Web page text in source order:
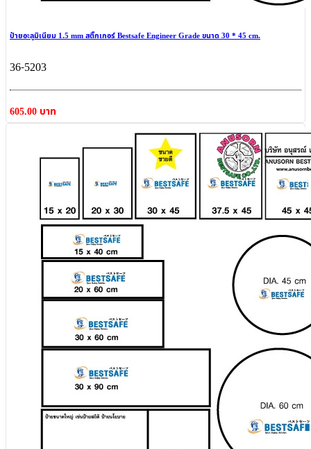
ป้ายอะลูมิเนียม 1.5 mm สติ๊กเกอร์ Bestsafe Engineer Grade ขนาด 30 * 45 cm.
36-5203
605.00 บาท